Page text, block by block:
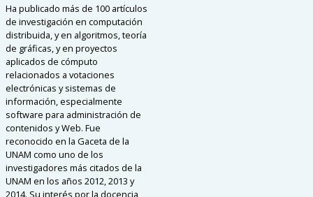
Ha publicado más de 100 artículos
de investigación en computación
distribuida, y en algoritmos, teoría
de gráficas, y en proyectos
aplicados de cómputo
relacionados a votaciones
electrónicas y sistemas de
información, especialmente
software para administración de
contenidos y Web. Fue
reconocido en la Gaceta de la
UNAM como uno de los
investigadores más citados de la
UNAM en los años 2012, 2013 y
2014. Su interés por la docencia